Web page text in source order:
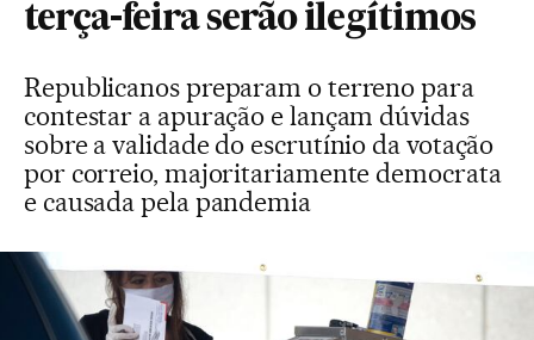
terça-feira serão ilegítimos
Republicanos preparam o terreno para
contestar a apuração e lançam dúvidas
sobre a validade do escrutínio da votação
por correio, majoritariamente democrata
e causada pela pandemia